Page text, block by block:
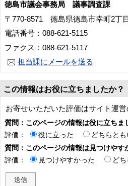
徳島市議会事務局 議事調査課
〒770-8571 徳島県徳島市幸町2丁
電話番号：088-621-5115
ファクス：088-621-5117
担当課にメールを送る
この情報はお役に立ちましたか？
お寄せいただいた評価はサイト運営
質問：このページの情報は役に立ちま
評価：
役に立った どちらと
質問：このページの情報は見つけやす
評価：
見つけやすかった ど